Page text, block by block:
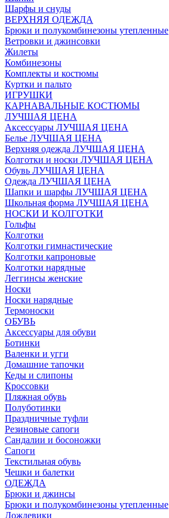
Шарфы и снуды
ВЕРХНЯЯ ОДЕЖДА
Брюки и полукомбинезоны утепленные
Ветровки и джинсовки
Жилеты
Комбинезоны
Комплекты и костюмы
Куртки и пальто
ИГРУШКИ
КАРНАВАЛЬНЫЕ КОСТЮМЫ
ЛУЧШАЯ ЦЕНА
Аксессуары ЛУЧШАЯ ЦЕНА
Белье ЛУЧШАЯ ЦЕНА
Верхняя одежда ЛУЧШАЯ ЦЕНА
Колготки и носки ЛУЧШАЯ ЦЕНА
Обувь ЛУЧШАЯ ЦЕНА
Одежда ЛУЧШАЯ ЦЕНА
Шапки и шарфы ЛУЧШАЯ ЦЕНА
Школьная форма ЛУЧШАЯ ЦЕНА
НОСКИ И КОЛГОТКИ
Гольфы
Колготки
Колготки гимнастические
Колготки капроновые
Колготки нарядные
Леггинсы женские
Носки
Носки нарядные
Термоноски
ОБУВЬ
Аксессуары для обуви
Ботинки
Валенки и угги
Домашние тапочки
Кеды и слипоны
Кроссовки
Пляжная обувь
Полуботинки
Праздничные туфли
Резиновые сапоги
Сандалии и босоножки
Сапоги
Текстильная обувь
Чешки и балетки
ОДЕЖДА
Брюки и джинсы
Брюки и полукомбинезоны утепленные
Дождевики